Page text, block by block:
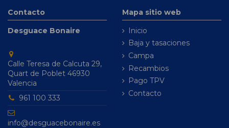
Contacto
Desguace Bonaire
Calle Teresa de Calcuta 29,
Quart de Poblet 46930
Valencia
961 100 333
info@desguacebonaire.es
Mapa sitio web
Inicio
Baja y tasaciones
Campa
Recambios
Pago TPV
Contacto